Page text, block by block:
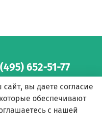
652-51-77
вы даете согласие
обеспечивают
с нашей